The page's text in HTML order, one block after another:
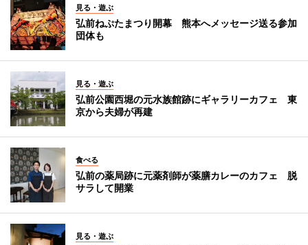
見る・遊ぶ
弘前ねぷたまつり開幕 熊本へメッセージ送る参加
団体も
見る・遊ぶ
弘前公園西堀の元水族館跡にギャラリーカフェ 東
京から夫婦が再建
食べる
弘前の薬局跡に元薬剤師が薬膳カレーのカフェ 脱
サラして開業
見る・遊ぶ